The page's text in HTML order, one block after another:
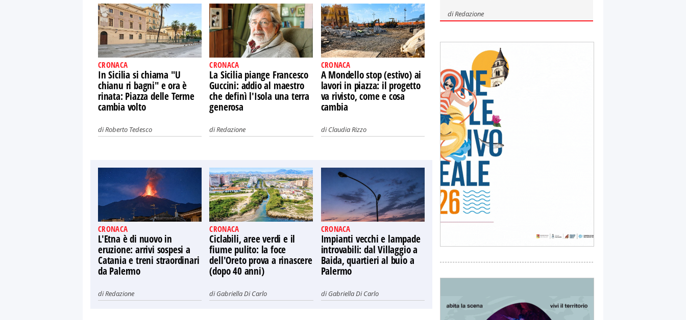
CRONACA
In Sicilia si chiama "U
chianu ri bagni" e ora è
rinata: Piazza delle Terme
cambia volto
diRoberto Tedesco
CRONACA
La Sicilia piange Francesco
Guccini: addio al maestro
che definì l'Isola una terra
generosa
diRedazione
CRONACA
A Mondello stop (estivo) ai
lavori in piazza: il progetto
va rivisto, come e cosa
cambia
diClaudia Rizzo
CRONACA
L'Etna è di nuovo in
eruzione: arrivi sospesi a
Catania e treni straordinari
da Palermo
diRedazione
CRONACA
Ciclabili, aree verdi e il
fiume pulito: la foce
dell'Oreto prova a rinascere
(dopo 40 anni)
diGabriella Di Carlo
CRONACA
Impianti vecchi e lampade
introvabili: dal Villaggio a
Baida, quartieri al buio a
Palermo
diGabriella Di Carlo
diRedazione